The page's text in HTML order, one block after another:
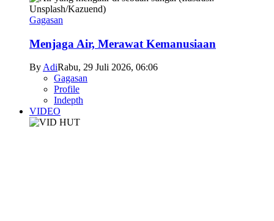
Gagasan
Menjaga Air, Merawat Kemanusiaan
ByAdiRabu, 29 Juli 2026, 06:06
Gagasan
Profile
Indepth
VIDEO